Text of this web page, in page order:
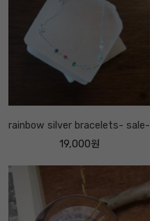
rainbow silver bracelets- sale-
19,000원